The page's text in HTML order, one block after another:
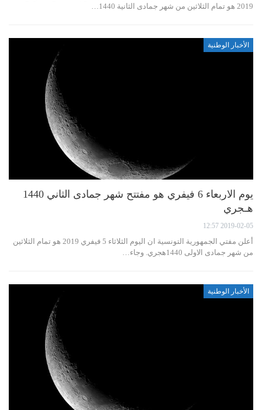
2019 هو تمام الثلاثين من شهر جمادى الثانية 1440…
الأخبار الوطنية
يوم الاربعاء 6 فيفري هو مفتتح شهر جمادى الثاني 1440
هـجري
2019-02-05 12:57
أعلن مفتي الجمهورية التونسية ان اليوم الثلاثاء 5 فيفري 2019 هو تمام الثلاثين
من شهر جمادى الاولى 1440هجري. وجاء…
الأخبار الوطنية